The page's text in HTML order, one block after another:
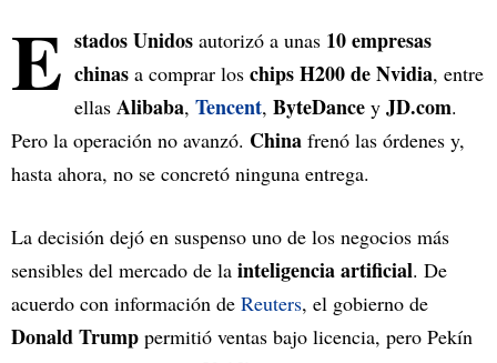
E stados Unidos autorizó a unas 10 empresas
chinas a comprar los chips H200 de Nvidia, entre
ellas Alibaba, Tencent, ByteDance y JD.com.
Pero la operación no avanzó. China frenó las órdenes y,
hasta ahora, no se concretó ninguna entrega.
La decisión dejó en suspenso uno de los negocios más
sensibles del mercado de la inteligencia artificial. De
acuerdo con información de Reuters, el gobierno de
Donald Trump permitió ventas bajo licencia, pero Pekín